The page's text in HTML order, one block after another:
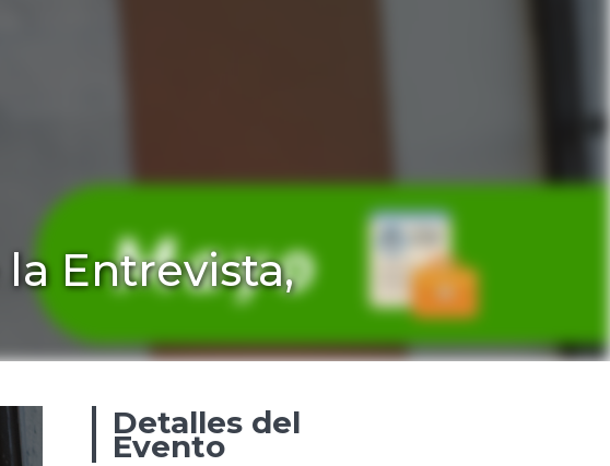
Entrevista,
Detalles del
Evento